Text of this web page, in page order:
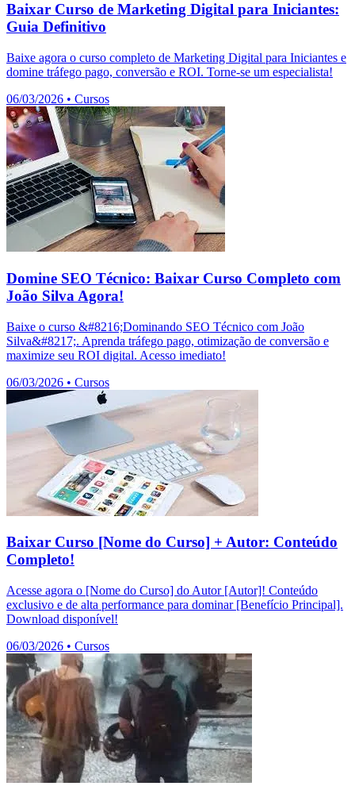
Baixar Curso de Marketing Digital para Iniciantes:
Guia Definitivo
Baixe agora o curso completo de Marketing Digital para Iniciantes e
domine tráfego pago, conversão e ROI. Torne-se um especialista!
06/03/2026 • Cursos
Domine SEO Técnico: Baixar Curso Completo com
João Silva Agora!
Baixe o curso &#8216;Dominando SEO Técnico com João
Silva&#8217;. Aprenda tráfego pago, otimização de conversão e
maximize seu ROI digital. Acesso imediato!
06/03/2026 • Cursos
Baixar Curso [Nome do Curso] + Autor: Conteúdo
Completo!
Acesse agora o [Nome do Curso] do Autor [Autor]! Conteúdo
exclusivo e de alta performance para dominar [Benefício Principal].
Download disponível!
06/03/2026 • Cursos